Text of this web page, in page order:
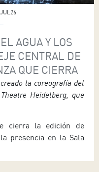
JUL26
AGUA Y LOS
CENTRAL DE
QUE CIERRA
la coreografía del
Heidelberg, que
cierra la edición de
presencia en la Sala
pieza coreografiada